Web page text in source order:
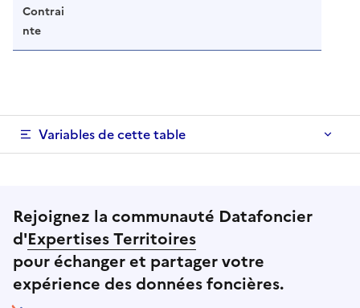
Contrai
nte
Variables de cette table
Rejoignez la communauté Datafoncier
d'Expertises Territoires
pour échanger et partager votre
expérience des données foncières.